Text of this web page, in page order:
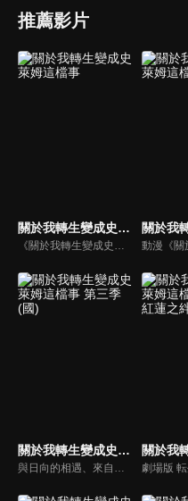
推薦影片
關於我轉生變成史萊姆這檔事
《關於我轉生變成史萊姆這檔事》動漫線上看。上班族三上悟遭到隨機殺人魔刺殺身亡。當他醒來時發現自己轉生到了異世界。但是，他的模樣卻變成了史萊姆！在獲得了「利姆路」這個嶄新的史萊姆人生，並且來到了充滿各式種族的世界後，他決定以「打造出不分種族、讓大家都能夠快樂生活的國家」為目標──！
關於我轉生變成史萊姆這檔事 第三季(國)